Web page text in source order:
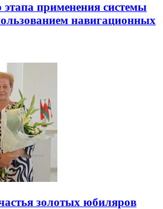
этапа применения системы
навигационных
золотых юбиляров